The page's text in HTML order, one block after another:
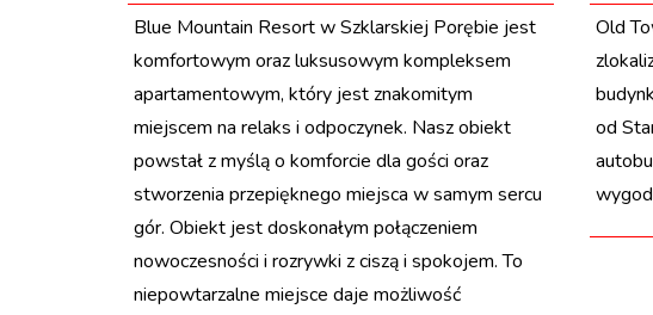
Blue Mountain Resort w Szklarskiej Porębie jest
komfortowym oraz luksusowym kompleksem
apartamentowym, który jest znakomitym
miejscem na relaks i odpoczynek. Nasz obiekt
powstał z myślą o komforcie dla gości oraz
stworzenia przepięknego miejsca w samym sercu
gór. Obiekt jest doskonałym połączeniem
nowoczesności i rozrywki z ciszą i spokojem. To
niepowtarzalne miejsce daje możliwość
Old
od